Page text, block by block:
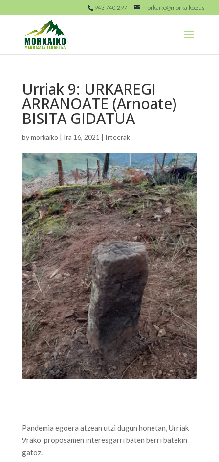
943 740 297 morkaiko@morkaiko.eus
Urriak 9: URKAREGI
ARRANOATE (Arnoate)
BISITA GIDATUA
bymorkaiko | Ira 16, 2021 | Irteerak
Pandemia egoera atzean utzi dugun honetan, Urriak
9rako proposamen interesgarri baten berri batekin
gatoz.